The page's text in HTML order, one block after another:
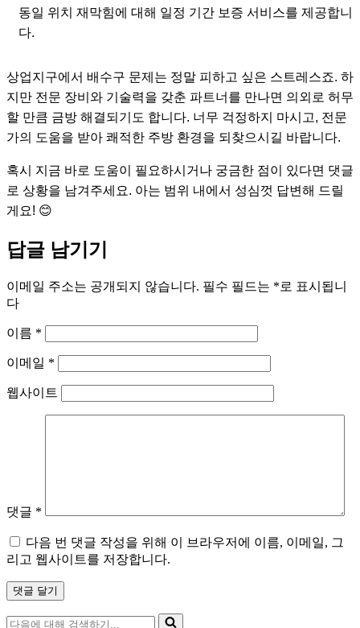
동일 위치 재막힘에 대해 일정 기간 보증 서비스를 제공합니
다.
상업지구에서 배수구 문제는 정말 피하고 싶은 스트레스죠. 하
지만 전문 장비와 기술력을 갖춘 파트너를 만나면 의외로 허무
할 만큼 금방 해결되기도 합니다. 너무 걱정하지 마시고, 전문
가의 도움을 받아 쾌적한 주방 환경을 되찾으시길 바랍니다.
혹시 지금 바로 도움이 필요하시거나 궁금한 점이 있다면 댓글
로 상황을 남겨주세요. 아는 범위 내에서 성심껏 답변해 드릴
게요! 😊
답글 남기기
이메일 주소는 공개되지 않습니다. 필수 필드는 *로 표시됩니
다
이름 *
이메일 *
웹사이트
댓글 *
다음 번 댓글 작성을 위해 이 브라우저에 이름, 이메일, 그
리고 웹사이트를 저장합니다.
다